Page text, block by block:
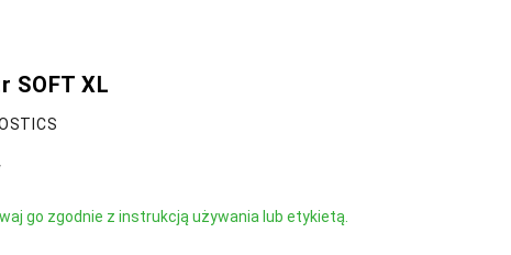
SOFT XL
go zgodnie z instrukcją używania lub etykietą.